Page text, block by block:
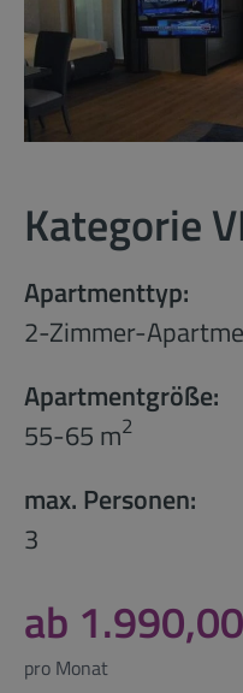
Kategorie
Apartmenttyp:
2-Zimmer-
Apartmentgröße:
55-65 m2
max. Personen:
3
ab 1.990,00
pro Monat